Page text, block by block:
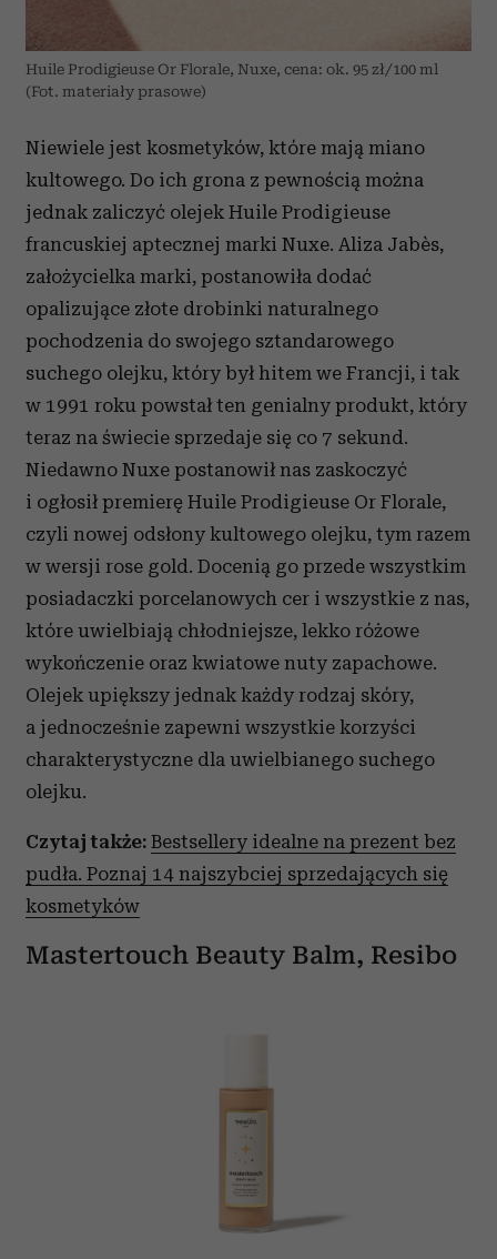
Huile Prodigieuse Or Florale, Nuxe, cena: ok. 95 zł/100 ml
(Fot. materiały prasowe)
Niewiele jest kosmetyków, które mają miano
kultowego. Do ich grona z pewnością można
jednak zaliczyć olejek Huile Prodigieuse
francuskiej aptecznej marki Nuxe. Aliza Jabès,
założycielka marki, postanowiła dodać
opalizujące złote drobinki naturalnego
pochodzenia do swojego sztandarowego
suchego olejku, który był hitem we Francji, i tak
w 1991 roku powstał ten genialny produkt, który
teraz na świecie sprzedaje się co 7 sekund.
Niedawno Nuxe postanowił nas zaskoczyć
i ogłosił premierę Huile Prodigieuse Or Florale,
czyli nowej odsłony kultowego olejku, tym razem
w wersji rose gold. Docenią go przede wszystkim
posiadaczki porcelanowych cer i wszystkie z nas,
które uwielbiają chłodniejsze, lekko różowe
wykończenie oraz kwiatowe nuty zapachowe.
Olejek upiększy jednak każdy rodzaj skóry,
a jednocześnie zapewni wszystkie korzyści
charakterystyczne dla uwielbianego suchego
olejku.
Czytaj także: Bestsellery idealne na prezent bez
pudła. Poznaj 14 najszybciej sprzedających się
kosmetyków
Mastertouch Beauty Balm, Resibo